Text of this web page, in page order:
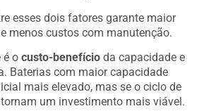
esses dois fatores garante maior
menos custos com manutenção.
é ocusto-benefício da capacidade e
Baterias com maior capacidade
mais elevado, mas se o ciclo de
um investimento mais viável.